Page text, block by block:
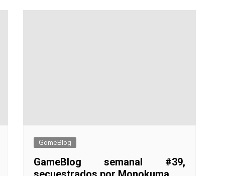
GameBlog
GameBlog semanal #39,